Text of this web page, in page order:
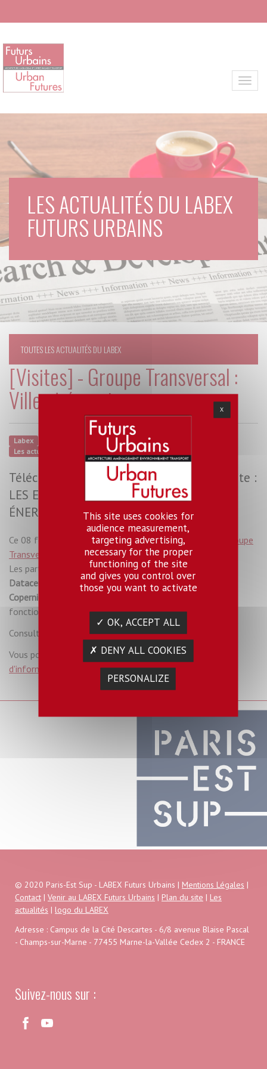
LES ACTUALITÉS DU LABEX
FUTURS URBAINS
TOUTES LES ACTUALITÉS DU LABEX
[Visites] - Groupe Transversal :
Ville et énergie
Labex Groupe Transversal "Ville et Énergie"
Les actualités
18 avril 2024
Télécharger la brochure de la sixième visite :
LES ENJEUX DE LA DÉSESCALADE
ÉNERGÉTIQUE
Ce 08 février 2024 s’est déroulée la sixième visite du
Groupe
Transversal « Ville et énergie »du LabEx Futurs urbains.
Les participantes et participants ont pu faire le tour du
Datacenter / salle machines aux bâtiments Bienvenüe et
Copernic.
Les visiteurs ont ainsi pu en comprendre le
fonctionnement de ces structures à l'échelle du campus,
Consulter la
brochurepour en savoir plus sur cette visite.
Vous pouvez également vous abonner aubulletin
d'information
© 2020 Paris-Est Sup - LABEX Futurs Urbains | Mentions Légales |
Contact | Venir au LABEX Futurs Urbains | Plan du site | Les
actualités | logo du LABEX
Adresse : Campus de la Cité Descartes - 6/8 avenue Blaise Pascal
- Champs-sur-Marne - 77455 Marne-la-Vallée Cedex 2 - FRANCE
Suivez-nous sur :
X
This site uses cookies for
audience measurement,
targeting advertising,
necessary for the proper
functioning of the site
and gives you control over
those you want to activate
✓ OK, ACCEPT ALL
✗ DENY ALL COOKIES
PERSONALIZE